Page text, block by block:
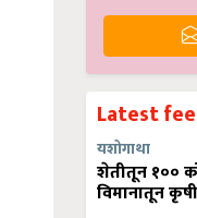
Latest
यशोगाथा
शेतीतून १००
विमानातून कृषी